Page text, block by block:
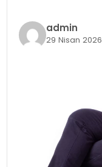
admin
29 Nisan 2026